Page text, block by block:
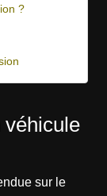
?
véhicule
sur le